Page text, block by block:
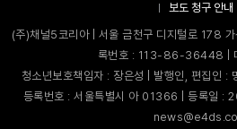
보도 청구 안내
(주)채널5코리아 | 서울 금천구 디지털로 178
록번호 : 113-86-36448 |
청소년보호책임자 : 장은성 | 발행인, 편집
등록번호 : 서울특별시 아 01366 | 등록일 :